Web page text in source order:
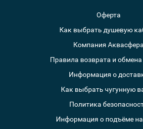
Оферта
Как выбрать душевую
Компания Аквасфера
Правила возврата и обмена
Информация о
Как выбрать чугунную
Политика
Информация о подъёме